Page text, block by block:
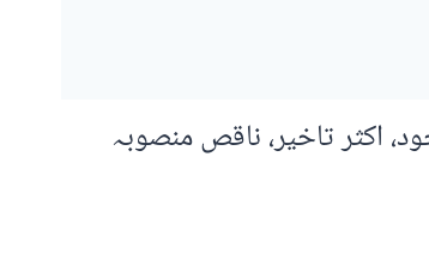
اکثر تاخیر، ناقص منصوبہ